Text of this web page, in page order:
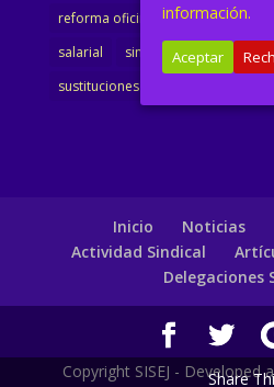
reforma oficina
renovación
salarial
sindicalismo
sustituciones
Inicio Noticias
Actividad Sindical
Delegaciones
Copyright SISEJ - Developed
Share
información.
Aceptar